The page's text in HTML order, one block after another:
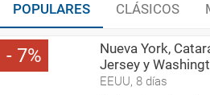
POPULARES CLÁSICOS
7
Nueva York,
Jersey y
EEUU, 8 días